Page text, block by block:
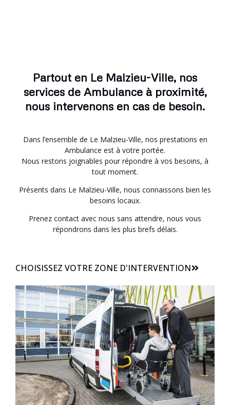
Partout en Le Malzieu-Ville, nos
services de Ambulance à proximité,
nous intervenons en cas de besoin.
Dans l’ensemble de Le Malzieu-Ville, nos prestations en
Ambulance est à votre portée.
Nous restons joignables pour répondre à vos besoins, à
tout moment.
Présents dans Le Malzieu-Ville, nous connaissons bien les
besoins locaux.
Prenez contact avec nous sans attendre, nous vous
répondrons dans les plus brefs délais.
CHOISISSEZ VOTRE ZONE D'INTERVENTION